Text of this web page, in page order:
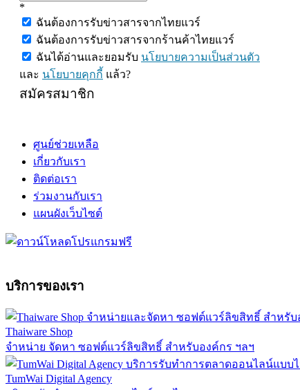
*
ฉันต้องการรับข่าวสารจากไทยแวร์
ฉันต้องการรับข่าวสารจากร้านค้าไทยแวร์
ฉันได้อ่านและยอมรับ นโยบายความเป็นส่วนตัว
และ นโยบายคุกกี้ แล้ว?
สมัครสมาชิก
ศูนย์ช่วยเหลือ
เกี่ยวกับเรา
ติดต่อเรา
ร่วมงานกับเรา
แผนผังเว็บไซต์
บริการของเรา
Thaiware Shop
จำหน่าย จัดหา ซอฟต์แวร์ลิขสิทธิ์ สำหรับองค์กร ฯลฯ
TumWai Digital Agency